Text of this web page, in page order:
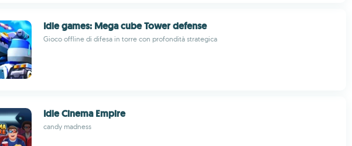
Idle games: Mega cube Tower defense
Gioco offline di difesa in torre con profondità strategica
Idle Cinema Empire
candy madness